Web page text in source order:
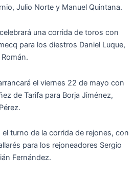
Julio Norte y Manuel Quintana.
una corrida de toros con
para los diestros Daniel Luque,
el viernes 22 de mayo con
de Tarifa para Borja Jiménez,
turno de la corrida de rejones, con
para los rejoneadores Sergio
Fernández.